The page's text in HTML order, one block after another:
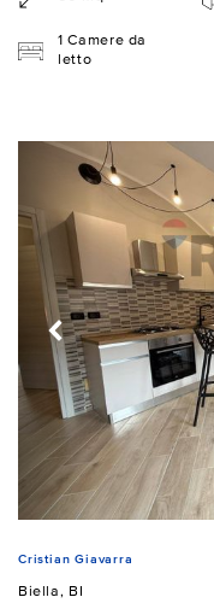
1 Camere da
letto
Cristian Giavarra
Biella, BI